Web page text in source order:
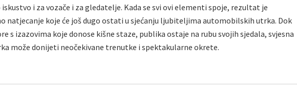
i za vozače i za gledatelje. Kada se svi ovi elementi spoje, rezultat je
natjecanje koje će još dugo ostati u sjećanju ljubiteljima automobilskih utrka. Dok
s izazovima koje donose kišne staze, publika ostaje na rubu svojih sjedala, svjesna
može donijeti neočekivane trenutke i spektakularne okrete.